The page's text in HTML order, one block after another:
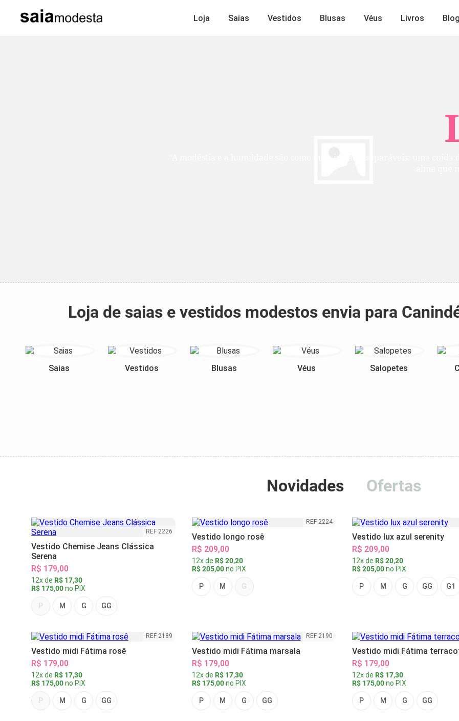
Loja Saias Vestidos Blusas Véus Livros Blog
Loja de saias e vestidos modestos envia para
Saias Vestidos Blusas Véus Salopetes
Novidades Ofertas
REF 2226
Vestido Chemise Jeans Clássica
Serena
R$ 179,00
12x de R$ 17,30
R$ 175,00no PIX
P M G GG
REF 2224
Vestido longo rosê
R$ 209,00
12x de R$ 20,20
R$ 205,00no PIX
P M G
Vestido lux azul serenity
R$ 209,00
12x de R$ 20,20
R$ 205,00no PIX
P M G GG G1
REF 2189
Vestido midi Fátima rosê
R$ 179,00
12x de R$ 17,30
R$ 175,00no PIX
P M G GG
REF 2190
Vestido midi Fátima marsala
R$ 179,00
12x de R$ 17,30
R$ 175,00no PIX
P M G GG
Vestido midi Fátima
R$ 179,00
12x de R$ 17,30
R$ 175,00no PIX
P M G GG